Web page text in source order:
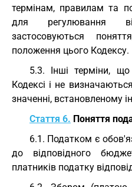
термінам, правилам та
для регулювання
застосовуються
положення цього Кодексу.
5.3. Інші терміни,
Кодексі і не
значенні, встановленому
Стаття 6. Поняття
6.1. Податком є
до відповідного
платників податку